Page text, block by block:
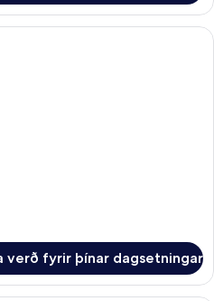
Öryggishólf í herbergi, myrkratjöld/-
verð fyrir þínar dagsetningar